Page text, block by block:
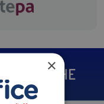
ANCHE
×